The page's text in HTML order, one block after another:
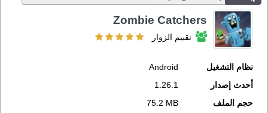
Zombie Catchers
تقييم الزوار
نظام التشغيل
Android
أحدث إصدار
1.26.1
حجم الملف
75.2 MB